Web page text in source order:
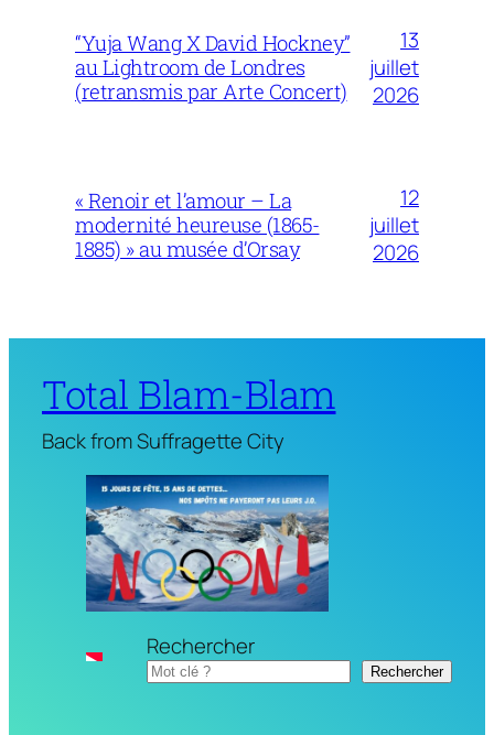
“Yuja Wang X David Hockney”
au Lightroom de Londres
(retransmis par Arte Concert)
13
juillet
2026
« Renoir et l’amour – La
modernité heureuse (1865-
1885) » au musée d’Orsay
12
juillet
2026
Total Blam-Blam
Back from Suffragette City
Rechercher
Rechercher